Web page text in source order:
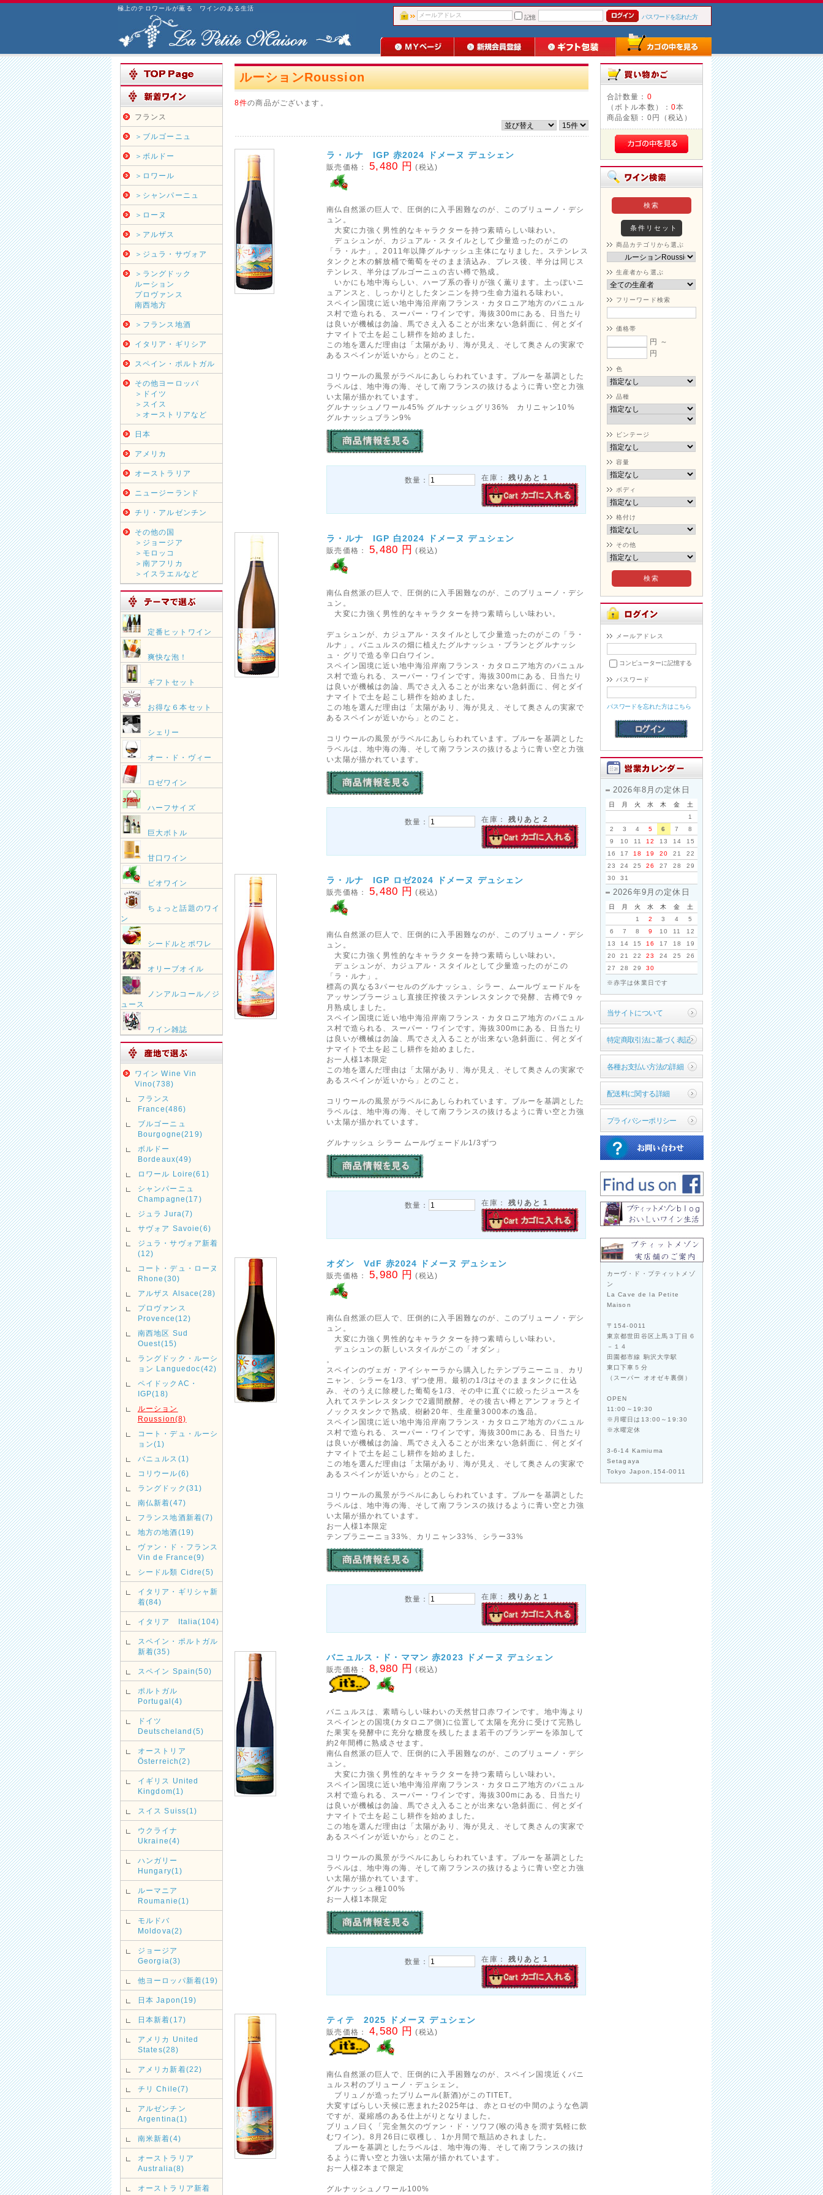
極上のテロワールが薫る ワインのある生活
記憶
パスワードを忘れた方
フランス
＞ブルゴーニュ
＞ボルドー
＞ロワール
＞シャンパーニュ
＞ローヌ
＞アルザス
＞ジュラ・サヴォア
＞ラングドック
ルーション
プロヴァンス
南西地方
＞フランス地酒
イタリア・ギリシア
スペイン・ポルトガル
その他ヨーロッパ
＞ドイツ
＞スイス
＞オーストリアなど
日本
アメリカ
オーストラリア
ニュージーランド
チリ・アルゼンチン
その他の国
＞ジョージア
＞モロッコ
＞南アフリカ
＞イスラエルなど
定番ヒットワイン
爽快な泡！
ギフトセット
お得な６本セット
シェリー
オー・ド・ヴィー
ロゼワイン
ハーフサイズ
巨大ボトル
甘口ワイン
ビオワイン
ちょっと話題のワイ
ン
シードルとポワレ
オリーブオイル
ノンアルコール／ジ
ュース
ワイン雑誌
ワイン Wine Vin
Vino(738)
フランス
France(486)
ブルゴーニュ
Bourgogne(219)
ボルドー
Bordeaux(49)
ロワール Loire(61)
シャンパーニュ
Champagne(17)
ジュラ Jura(7)
サヴォア Savoie(6)
ジュラ・サヴォア新着
(12)
コート・デュ・ローヌ
Rhone(30)
アルザス Alsace(28)
プロヴァンス
Provence(12)
南西地区 Sud
Ouest(15)
ラングドック・ルーシ
ョン Languedoc(42)
ペイドックAC・
IGP(18)
ルーション
Roussion(8)
コート・デュ・ルーシ
ョン(1)
バニュルス(1)
コリウール(6)
ラングドック(31)
南仏新着(47)
フランス地酒新着(7)
地方の地酒(19)
ヴァン・ド・フランス
Vin de France(9)
シードル類 Cidre(5)
イタリア・ギリシャ新
着(84)
イタリア Italia(104)
スペイン・ポルトガル
新着(35)
スペイン Spain(50)
ポルトガル
Portugal(4)
ドイツ
Deutscheland(5)
オーストリア
Österreich(2)
イギリス United
Kingdom(1)
スイス Suiss(1)
ウクライナ
Ukraine(4)
ハンガリー
Hungary(1)
ルーマニア
Roumanie(1)
モルドバ
Moldova(2)
ジョージア
Georgia(3)
他ヨーロッパ新着(19)
日本 Japon(19)
日本新着(17)
アメリカ United
States(28)
アメリカ新着(22)
チリ Chile(7)
アルゼンチン
Argentina(1)
南米新着(4)
オーストラリア
Australia(8)
オーストラリア新着
ルーションRoussion
8件の商品がございます。
ラ・ルナ IGP 赤2024 ドメーヌ デュシェン
販売価格： 5,480 円 (税込)
南仏自然派の巨人で、圧倒的に入手困難なのが、このブリューノ・デシ
ュン。
大変に力強く男性的なキャラクターを持つ素晴らしい味わい。
デュシュンが、カジュアル・スタイルとして少量造ったのがこの
「ラ・ルナ」。2011年以降グルナッシュ主体になりました。ステンレス
タンクと木の解放桶で葡萄をそのまま漬込み、プレス後、半分は同じス
テンレス、半分はブルゴーニュの古い樽で熟成。
いかにも地中海らしい、ハーブ系の香りが強く薫ります。土っぽいニ
ュアンスと、しっかりとしたタンニンを持つ生命力溢れる味わい。
スペイン国境に近い地中海沿岸南フランス・カタロニア地方のバニュル
ス村で造られる、スーパー・ワインです。海抜300mにある、日当たり
は良いが機械は勿論、馬でさえ入ることが出来ない急斜面に、何とダイ
ナマイトで土を起こし耕作を始めました。
この地を選んだ理由は「太陽があり、海が見え、そして奥さんの実家で
あるスペインが近いから」とのこと。
コリウールの風景がラベルにあしらわれています。ブルーを基調とした
ラベルは、地中海の海、そして南フランスの抜けるように青い空と力強
い太陽が描かれています。
グルナッシュノワール45% グルナッシュグリ36% カリニャン10%
グルナッシュブラン9%
数量： 在庫：残りあと 1
ラ・ルナ IGP 白2024 ドメーヌ デュシェン
販売価格： 5,480 円 (税込)
南仏自然派の巨人で、圧倒的に入手困難なのが、このブリューノ・デシ
ュン。
大変に力強く男性的なキャラクターを持つ素晴らしい味わい。
デュシュンが、カジュアル・スタイルとして少量造ったのがこの「ラ・
ルナ」。バニュルスの畑に植えたグルナッシュ・ブランとグルナッシ
ュ・グリで造る辛口白ワイン。
スペイン国境に近い地中海沿岸南フランス・カタロニア地方のバニュル
ス村で造られる、スーパー・ワインです。海抜300mにある、日当たり
は良いが機械は勿論、馬でさえ入ることが出来ない急斜面に、何とダイ
ナマイトで土を起こし耕作を始めました。
この地を選んだ理由は「太陽があり、海が見え、そして奥さんの実家で
あるスペインが近いから」とのこと。
コリウールの風景がラベルにあしらわれています。ブルーを基調とした
ラベルは、地中海の海、そして南フランスの抜けるように青い空と力強
い太陽が描かれています。
数量： 在庫：残りあと 2
ラ・ルナ IGP ロゼ2024 ドメーヌ デュシェン
販売価格： 5,480 円 (税込)
南仏自然派の巨人で、圧倒的に入手困難なのが、このブリューノ・デシ
ュン。
大変に力強く男性的なキャラクターを持つ素晴らしい味わい。
デュシュンが、カジュアル・スタイルとして少量造ったのがこの
「ラ・ルナ」。
標高の異なる3パーセルのグルナッシュ、シラー、ムールヴェードルを
アッサンブラージュし直接圧搾後ステンレスタンクで発酵、古樽で9 ヶ
月熟成しました。
スペイン国境に近い地中海沿岸南フランス・カタロニア地方のバニュル
ス村で造られる、スーパー・ワインです。海抜300mにある、日当たり
は良いが機械は勿論、馬でさえ入ることが出来ない急斜面に、何とダイ
ナマイトで土を起こし耕作を始めました。
お一人様1本限定
この地を選んだ理由は「太陽があり、海が見え、そして奥さんの実家で
あるスペインが近いから」とのこと。
コリウールの風景がラベルにあしらわれています。ブルーを基調とした
ラベルは、地中海の海、そして南フランスの抜けるように青い空と力強
い太陽が描かれています。
グルナッシュ シラー ムールヴェードル1/3ずつ
数量： 在庫：残りあと 1
オダン VdF 赤2024 ドメーヌ デュシェン
販売価格： 5,980 円 (税込)
南仏自然派の巨人で、圧倒的に入手困難なのが、このブリューノ・デシ
ュン。
大変に力強く男性的なキャラクターを持つ素晴らしい味わい。
デュシュンの新しいスタイルがこの「オダン」
。
スペインのヴェガ・アイシャーラから購入したテンプラニーニョ、カリ
ニャン、シラーを1/3、ずつ使用。最初の1/3はそのままタンクに仕込
み、そのうえに除梗した葡萄を1/3、その中に直ぐに絞ったジュースを
入れてステンレスタンクで2週間醗酵。その後古い樽とアンフォラとイ
ノックスタンクで熟成、樹齢20年、生産量3000本の逸品。
スペイン国境に近い地中海沿岸南フランス・カタロニア地方のバニュル
ス村で造られる、スーパー・ワインです。海抜300mにある、日当たり
は良いが機械は勿論、馬でさえ入ることが出来ない急斜面に、何とダイ
ナマイトで土を起こし耕作を始めました。
この地を選んだ理由は「太陽があり、海が見え、そして奥さんの実家で
あるスペインが近いから」とのこと。
コリウールの風景がラベルにあしらわれています。ブルーを基調とした
ラベルは、地中海の海、そして南フランスの抜けるように青い空と力強
い太陽が描かれています。
お一人様1本限定
テンプラニーニョ33%、カリニャン33%、シラー33%
数量： 在庫：残りあと 1
バニュルス・ド・ママン 赤2023 ドメーヌ デュシェン
販売価格：8,980 円 (税込)
バニュルスは、素晴らしい味わいの天然甘口赤ワインです。地中海より
スペインとの国境(カタロニア側)に位置して太陽を充分に受けて完熟し
た果実を発酵中に充分な糖度を残したまま若干のブランデーを添加して
約2年間樽に熟成させます。
南仏自然派の巨人で、圧倒的に入手困難なのが、このブリューノ・デシ
ュン。
大変に力強く男性的なキャラクターを持つ素晴らしい味わい。
スペイン国境に近い地中海沿岸南フランス・カタロニア地方のバニュル
ス村で造られる、スーパー・ワインです。海抜300mにある、日当たり
は良いが機械は勿論、馬でさえ入ることが出来ない急斜面に、何とダイ
ナマイトで土を起こし耕作を始めました。
この地を選んだ理由は「太陽があり、海が見え、そして奥さんの実家で
あるスペインが近いから」とのこと。
コリウールの風景がラベルにあしらわれています。ブルーを基調とした
ラベルは、地中海の海、そして南フランスの抜けるように青い空と力強
い太陽が描かれています。
グルナッシュ種100%
お一人様1本限定
数量： 在庫：残りあと 1
ティテ 2025 ドメーヌ デュシェン
販売価格：4,580 円 (税込)
南仏自然派の巨人で、圧倒的に入手困難なのが、スペイン国境近くバニ
ュルス村のブリューノ・デュシェン。
ブリュノが造ったプリムール(新酒)がこのTITET。
大変すばらしい天候に恵まれた2025年は、赤とロゼの中間のような色調
ですが、凝縮感のある仕上がりとなりました。
ブリュノ曰く「完全無欠のヴァン・ド・ソワフ(喉の渇きを潤す気軽に飲
むワイン)。8月26日に収穫し、1か月間で瓶詰めされました。
ブルーを基調としたラベルは、地中海の海、そして南フランスの抜け
るように青い空と力強い太陽が描かれています。
お一人様2本まで限定
グルナッシュノワール100%
合計数量： 0
（ボトル本数）： 0本
商品金額： 0円（税込）
商品カテゴリから選ぶ
生産者から選ぶ
フリーワード検索
価格帯
円 ～
円
色
品種
ビンテージ
容量
ボディ
格付け
その他
メールアドレス
コンピューターに記憶する
パスワード
パスワードを忘れた方はこちら
2026年8月の定休日
日 月 火 水 木 金
土
1
2
3 4 5 6 7
8
9
10 11 12 13 14
15
16
17 18 19 20 21
22
23
24 25 26 27 28
29
30
31
2026年9月の定休日
日 月 火 水 木 金
土
1
2 3 4
5
6
7 8 9 10 11
12
13
14 15 16 17 18
19
20
21 22 23 24 25
26
27
28 29 30
※赤字は休業日です
当サイトについて
特定商取引法に基づく表記
各種お支払い方法の詳細
配送料に関する詳細
プライバシーポリシー
カーヴ・ド・プティットメゾ
ン
La Cave de la Petite
Maison
〒154-0011
東京都世田谷区上馬３丁目６
－１４
田園都市線 駒沢大学駅
東口下車５分
（スーパー オオゼキ裏側）
OPEN
11:00～19:30
※月曜日は13:00～19:30
※水曜定休
3-6-14 Kamiuma
Setagaya
Tokyo Japon,154-0011